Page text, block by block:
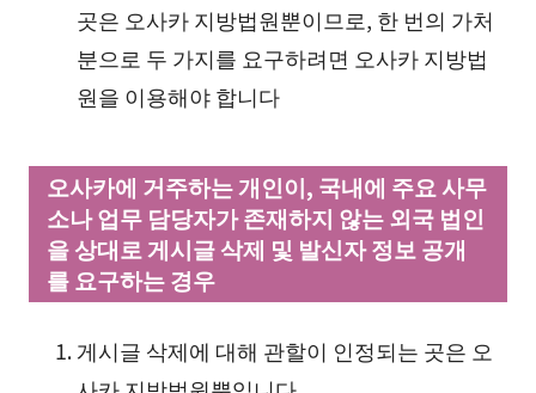
곳은 오사카 지방법원뿐이므로, 한 번의 가처
분으로 두 가지를 요구하려면 오사카 지방법
원을 이용해야 합니다
오사카에 거주하는 개인이, 국내에 주요 사무
소나 업무 담당자가 존재하지 않는 외국 법인
을 상대로 게시글 삭제 및 발신자 정보 공개
를 요구하는 경우
게시글 삭제에 대해 관할이 인정되는 곳은 오